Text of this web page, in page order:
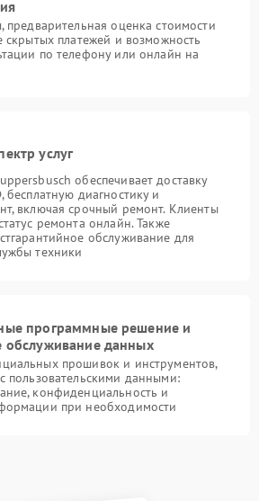
предварительная оценка стоимости
скрытых платежей и возможность
по телефону или онлайн на
услуг
обеспечивает доставку
диагностику и
включая срочный ремонт. Клиенты
ремонта онлайн. Также
обслуживание для
техники
программные решение и
обслуживание данных
прошивок и инструментов,
пользовательскими данными:
конфиденциальность и
при необходимости